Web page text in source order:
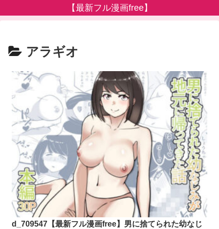
【最新フル漫画free】
アラギオ
d_709547【最新フル漫画free】男に捨てられた幼なじ